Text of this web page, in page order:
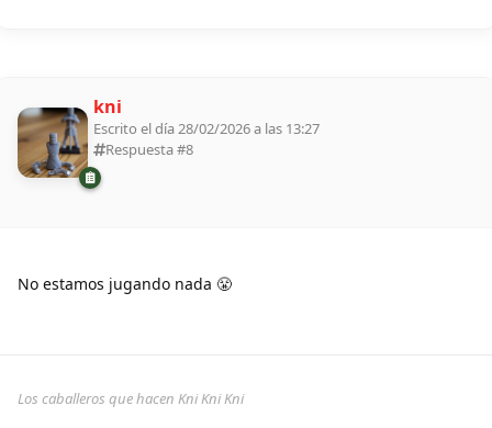
kni
Escrito el día 28/02/2026 a las 13:27
Respuesta #8
No estamos jugando nada 😤
Los caballeros que hacen Kni Kni Kni